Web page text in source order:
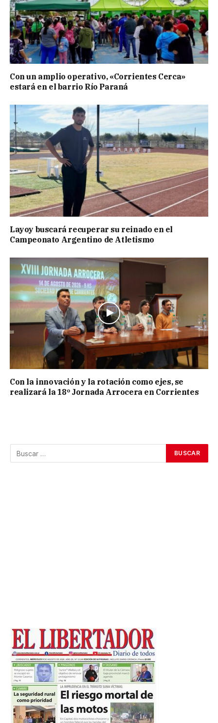
Con un amplio operativo, «Corrientes Cerca»
estará en el barrio Río Paraná
Layoy buscará recuperar su reinado en el
Campeonato Argentino de Atletismo
Con la innovación y la rotación como ejes, se
realizará la 18º Jornada Arrocera en Corrientes